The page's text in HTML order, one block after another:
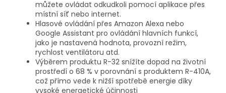
můžete ovládat odkudkoli pomocí aplikace přes
místní síť nebo internet.
Hlasové ovládání přes Amazon Alexa nebo
Google Assistant pro ovládání hlavních funkcí,
jako je nastavená hodnota, provozní režim,
rychlost ventilátoru atd.
Výběrem produktu R-32 snížíte dopad na životní
prostředí o 68 % v porovnání s produktem R-410A,
což přímo vede k nižší spotřebě energie díky
vysoké energetické účinnosti